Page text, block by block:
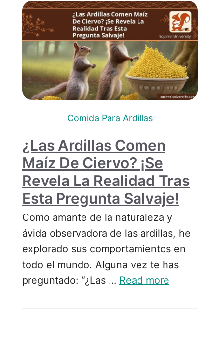
Comida Para Ardillas
¿Las Ardillas Comen
Maíz De Ciervo? ¡Se
Revela La Realidad Tras
Esta Pregunta Salvaje!
Como amante de la naturaleza y
ávida observadora de las ardillas, he
explorado sus comportamientos en
todo el mundo. Alguna vez te has
preguntado: “¿Las … Read more